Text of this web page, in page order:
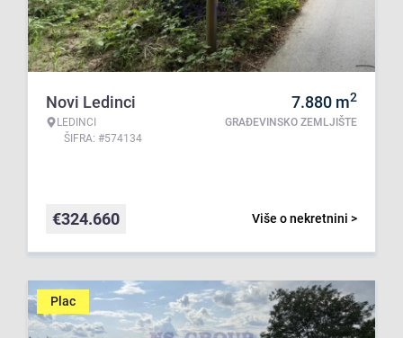
Novi Ledinci
LEDINCI
ŠIFRA: #574134
7.880 m2
GRAĐEVINSKO ZEMLJIŠTE
Više o nekretnini >
€324.660
Plac